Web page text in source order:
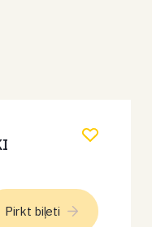
izcilus
māksliniekus.
Pirkt biļeti